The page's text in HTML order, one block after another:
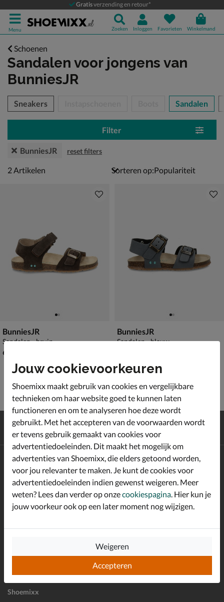
Gratisverzending en retour*
Menu Zoeken Inloggen Favorieten Winkelmand
Schoenen
Sandalen voor jongens van
BunniesJR
over
Sneakers Sandalen
Filter
BunniesJR reset filters
2 artikelen
2Artikelen Sorteren op:
BunniesJR
Sandalen - bruin
€ 64,99
64
BunniesJR
Sandalen - blauw
Gratisverzending en retour*
Achterafbetalen
Shoemixx
Altijd op de hoogte zijn?
Schrijf je in voor de Shoemixx nieuwsbrief en ontvang €10,-
welkomstkorting!
Inschrijven
Jouw cookievoorkeuren
Shoemixx maakt gebruik van cookies en vergelijkbare
technieken om haar website goed te kunnen laten
functioneren en om te analyseren hoe deze wordt
gebruikt. Met het accepteren van de voorwaarden wordt
er tevens gebruik gemaakt van cookies voor
advertentiedoeleinden. Dit maakt het mogelijk om
advertenties van Shoemixx, die elders getoond worden,
voor jou relevanter te maken. Je kunt de cookies voor
advertentiedoeleinden indien gewenst weigeren. Meer
weten? Lees dan verder op onzecookiespagina. Hier kun je
jouw voorkeur ook op een later moment nog wijzigen.
Accepteren
Weigeren